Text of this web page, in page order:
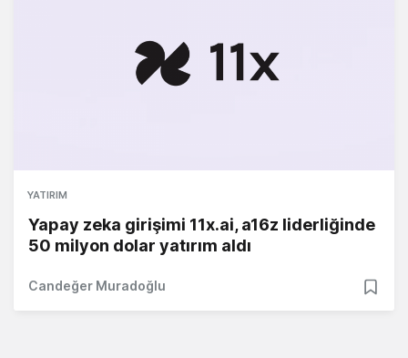
YATIRIM
Yapay zeka girişimi 11x.ai, a16z liderliğinde
50 milyon dolar yatırım aldı
Candeğer Muradoğlu